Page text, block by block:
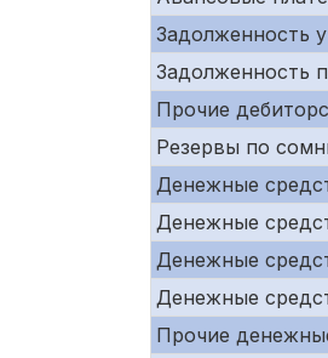
Задолженность
Задолженность
Прочие
Резервы по
Денежные
Денежные
Денежные
Денежные
Прочие